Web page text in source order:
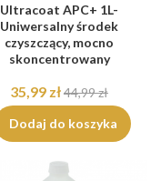
Ultracoat APC+ 1L-
Uniwersalny środek
czyszczący, mocno
skoncentrowany
35,99 zł44,99 zł
Dodaj do koszyka